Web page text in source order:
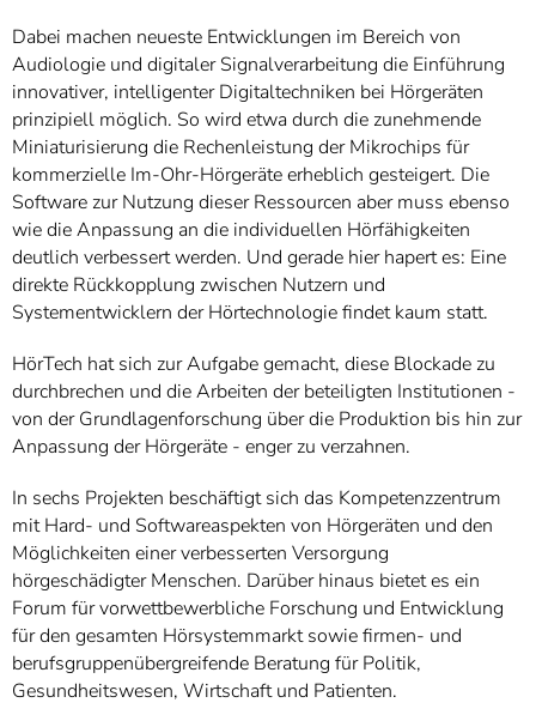
Dabei machen neueste Entwicklungen im Bereich von
Audiologie und digitaler Signalverarbeitung die Einführung
innovativer, intelligenter Digitaltechniken bei Hörgeräten
prinzipiell möglich. So wird etwa durch die zunehmende
Miniaturisierung die Rechenleistung der Mikrochips für
kommerzielle Im-Ohr-Hörgeräte erheblich gesteigert. Die
Software zur Nutzung dieser Ressourcen aber muss ebenso
wie die Anpassung an die individuellen Hörfähigkeiten
deutlich verbessert werden. Und gerade hier hapert es: Eine
direkte Rückkopplung zwischen Nutzern und
Systementwicklern der Hörtechnologie findet kaum statt.
HörTech hat sich zur Aufgabe gemacht, diese Blockade zu
durchbrechen und die Arbeiten der beteiligten Institutionen -
von der Grundlagenforschung über die Produktion bis hin zur
Anpassung der Hörgeräte - enger zu verzahnen.
In sechs Projekten beschäftigt sich das Kompetenzzentrum
mit Hard- und Softwareaspekten von Hörgeräten und den
Möglichkeiten einer verbesserten Versorgung
hörgeschädigter Menschen. Darüber hinaus bietet es ein
Forum für vorwettbewerbliche Forschung und Entwicklung
für den gesamten Hörsystemmarkt sowie firmen- und
berufsgruppenübergreifende Beratung für Politik,
Gesundheitswesen, Wirtschaft und Patienten.